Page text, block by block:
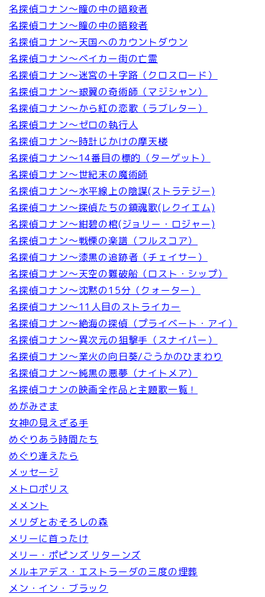
名探偵コナン～瞳の中の暗殺者
名探偵コナン～瞳の中の暗殺者
名探偵コナン～天国へのカウントダウン
名探偵コナン～ベイカー街の亡霊
名探偵コナン～迷宮の十字路（クロスロード）
名探偵コナン～銀翼の奇術師（マジシャン）
名探偵コナン～から紅の恋歌（ラブレター）
名探偵コナン～ゼロの執行人
名探偵コナン～時計じかけの摩天楼
名探偵コナン～14番目の標的（ターゲット）
名探偵コナン～世紀末の魔術師
名探偵コナン～水平線上の陰謀(ストラテジー)
名探偵コナン～探偵たちの鎮魂歌(レクイエム)
名探偵コナン～紺碧の棺(ジョリー・ロジャー)
名探偵コナン～戦慄の楽譜（フルスコア）
名探偵コナン～漆黒の追跡者（チェイサー）
名探偵コナン～天空の難破船（ロスト・シップ）
名探偵コナン～沈黙の15分（クォーター）
名探偵コナン～11人目のストライカー
名探偵コナン～絶海の探偵（プライベート・アイ）
名探偵コナン～異次元の狙撃手（スナイパー）
名探偵コナン～業火の向日葵/ごうかのひまわり
名探偵コナン～純黒の悪夢（ナイトメア）
名探偵コナンの映画全作品と主題歌一覧！
めがみさま
女神の見えざる手
めぐりあう時間たち
めぐり逢えたら
メッセージ
メトロポリス
メメント
メリダとおそろしの森
メリーに首ったけ
メリー・ポピンズ リターンズ
メルキアデス・エストラーダの三度の埋葬
メン・イン・ブラック